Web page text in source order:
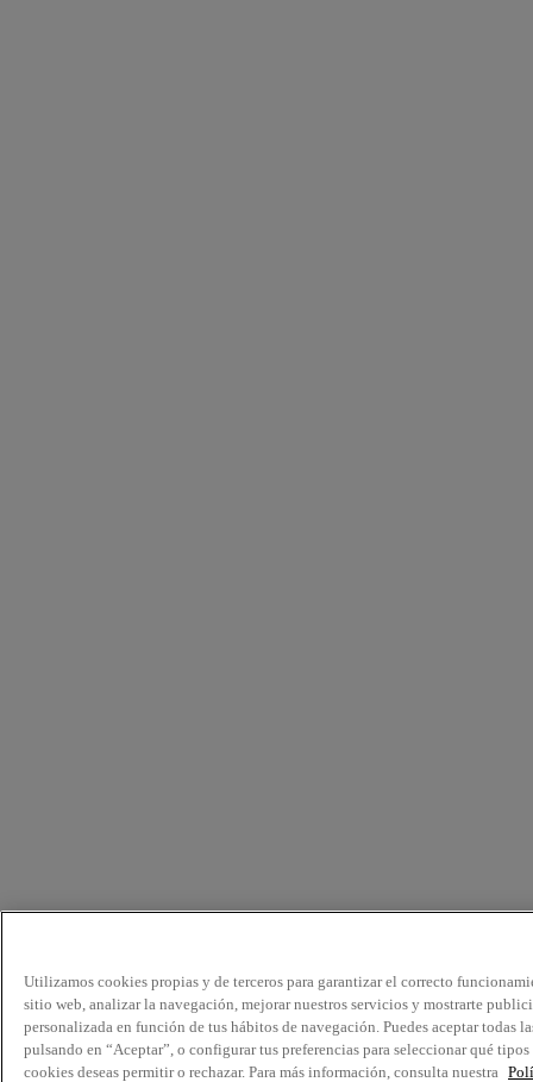
Utilizamos cookies propias y de terceros para garantizar el correcto
sitio web, analizar la navegación, mejorar nuestros servicios y mostrarte
personalizada en función de tus hábitos de navegación. Puedes aceptar todas
pulsando en “Aceptar”, o configurar tus preferencias para seleccionar qué tipos
cookies deseas permitir o rechazar. Para más información, consulta nuestra